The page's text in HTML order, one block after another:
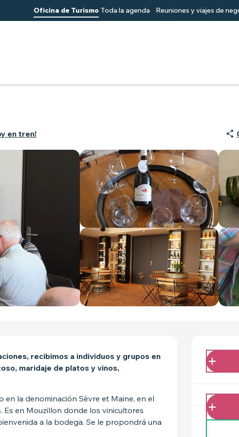
Oficina de Turismo Toda la agenda Reuniones y viajes de
en tren!
recibimos a individuos y grupos en
maridaje de platos y vinos,
en la denominación Sèvre et Maine, en el
Es en Mouzillon donde los vinicultores
a la bodega. Se le propondrá una